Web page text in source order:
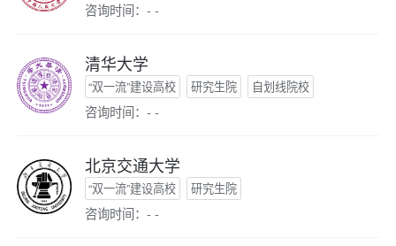
咨询时间：- -
清华大学
“双一流”建设高校 研究生院 自划线院校
咨询时间：- -
北京交通大学
“双一流”建设高校 研究生院
咨询时间：- -